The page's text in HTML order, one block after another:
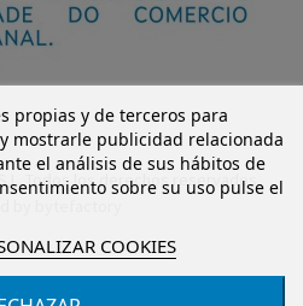
propias y de terceros para
mostrarle publicidad relacionada
el análisis de sus hábitos de
sobre su uso pulse el
COOKIES
Todos los derechos reservados.